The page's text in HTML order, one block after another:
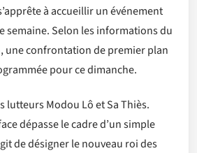
à accueillir un événement
semaine. Selon les informations du
une confrontation de premier plan
pour ce dimanche.
lutteurs Modou Lô et Sa Thiès.
dépasse le cadre d’un simple
de désigner le nouveau roi des